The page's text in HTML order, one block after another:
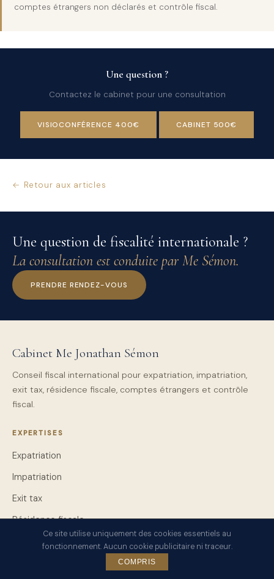
comptes étrangers non déclarés et contrôle fiscal.
Une question ?
Contactez le cabinet pour une consultation
VISIOCONFÉRENCE 400€ CABINET 500€
← Retour aux articles
Une question de fiscalité internationale ?
La consultation est conduite par Me Sémon.
PRENDRE RENDEZ-VOUS
Cabinet Me Jonathan Sémon
Conseil fiscal international pour expatriation, impatriation,
exit tax, résidence fiscale, comptes étrangers et contrôle
fiscal.
EXPERTISES
Expatriation
Impatriation
Exit tax
Résidence fiscale
Comptes étrangers
Ce site utilise uniquement des cookies essentiels au
fonctionnement. Aucun cookie publicitaire ni traceur.
COMPRIS